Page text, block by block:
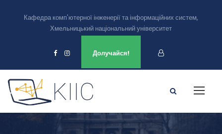
Кафедра комп'ютерної інженерії та інформаційних систем,
Хмельницький національний університет
Долучайся!